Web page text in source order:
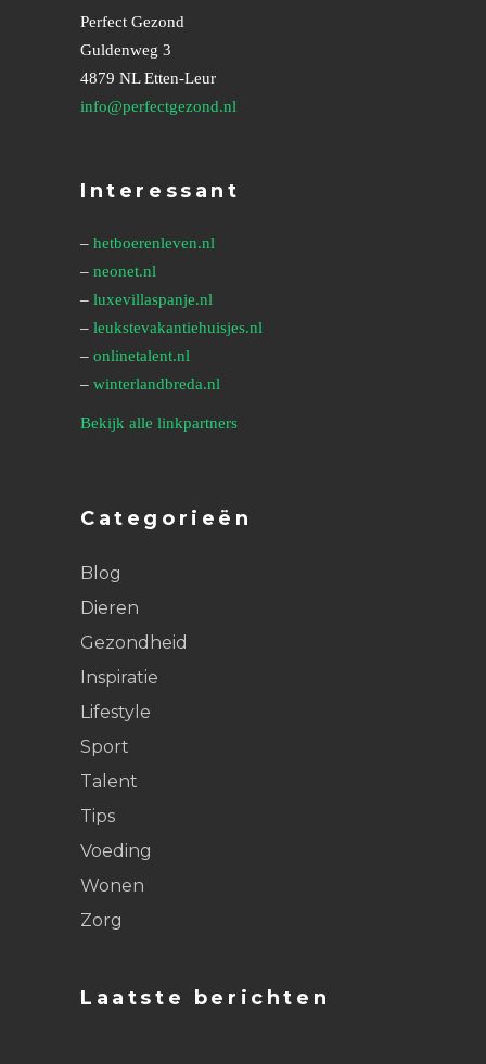
Perfect Gezond
Guldenweg 3
4879 NL Etten-Leur
info@perfectgezond.nl
Interessant
– hetboerenleven.nl
– neonet.nl
– luxevillaspanje.nl
– leukstevakantiehuisjes.nl
– onlinetalent.nl
– winterlandbreda.nl
Bekijk alle linkpartners
Categorieën
Blog
Dieren
Gezondheid
Inspiratie
Lifestyle
Sport
Talent
Tips
Voeding
Wonen
Zorg
Laatste berichten